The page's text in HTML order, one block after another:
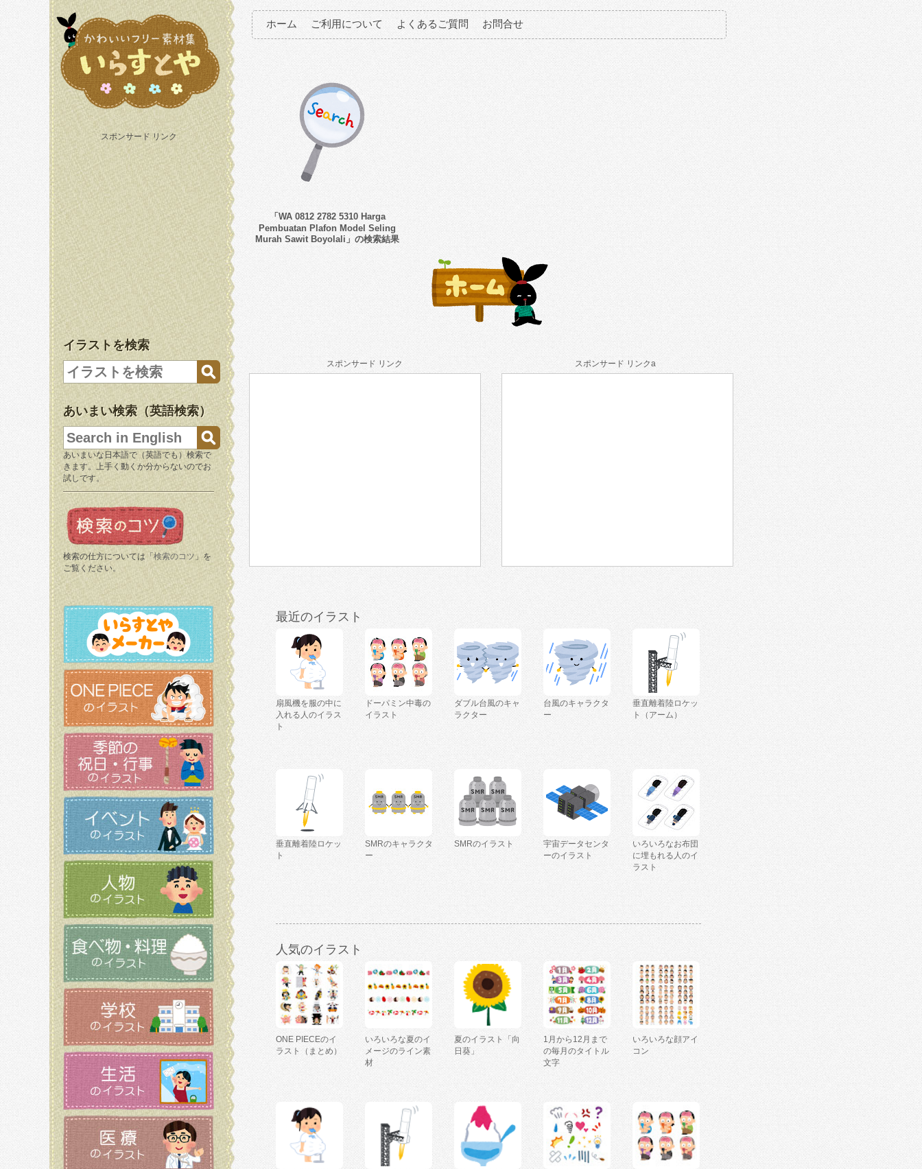
スポンサード リンク
イラストを検索
あいまい検索（英語検索）
あいまいな日本語で（英語でも）検索で
きます。上手く動くか分からないのでお
試しです。
検索の仕方については「 検索のコツ 」を
ご覧ください。
ホーム ご利用について よくあるご質問 お問合せ
「WA 0812 2782 5310 Harga
Pembuatan Plafon Model Seling
Murah Sawit Boyolali」の検索結果
スポンサード リンク スポンサード リンクa
最近のイラスト
扇風機を服の中に
入れる人のイラス
ト
ドーパミン中毒の
イラスト
ダブル台風のキャ
ラクター
台風のキャラクタ
ー
垂直離着陸ロケッ
ト（アーム）
垂直離着陸ロケッ
ト
SMRのキャラクタ
ー
SMRのイラスト
宇宙データセンタ
ーのイラスト
いろいろなお布団
に埋もれる人のイ
ラスト
人気のイラスト
ONE PIECEのイ
ラスト（まとめ）
いろいろな夏のイ
メージのライン素
材
夏のイラスト「向
日葵」
1月から12月まで
の毎月のタイトル
文字
いろいろな顔アイ
コン